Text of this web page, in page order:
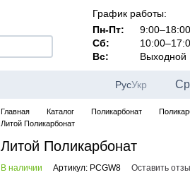
График работы:
Пн-Пт:
9:00–18:00
Сб:
Вс:
Выходной
РусУкр
Главная Каталог Поликарбонат
Литой Поликарбонат
Литой Поликарбонат
В наличии Артикул: PCGW8 Оставить